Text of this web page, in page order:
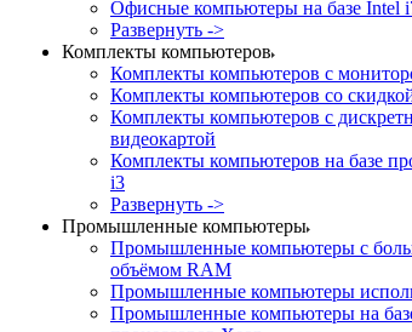
Офисные компьютеры на базе Intel
Развернуть ->
Комплекты компьютеров
Комплекты компьютеров с
Комплекты компьютеров со
Комплекты компьютеров с
видеокартой
Комплекты компьютеров на базе
i3
Развернуть ->
Промышленные компьютеры
Промышленные компьютеры с
объёмом RAM
Промышленные компьютеры
Промышленные компьютеры на